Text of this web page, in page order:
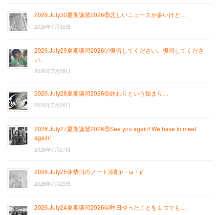
2026.July30夏期講習2026⑧悲しいニュースが多いけど…
2026年7月30日
2026.July29夏期講習2026⑦復習してください。復習してくださ
い。
2026年7月29日
2026.July28夏期講習2026⑥終わりという始まり…
2026年7月28日
2026.July27夏期講習2026⑤See you again! We have to meet
again!
2026年7月27日
2026.July25休塾日のノート添削(/・ω・)/
2026年7月25日
2026.July24夏期講習2026④昨日やったことを１つでも…